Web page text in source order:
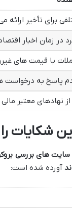
برای تأخیر ارائه
در زمان اخبار
با قیمت های
پاسخ به درخواست
نهادهای معتبر مالی
شکایات
های بررسی
آورده شده است: